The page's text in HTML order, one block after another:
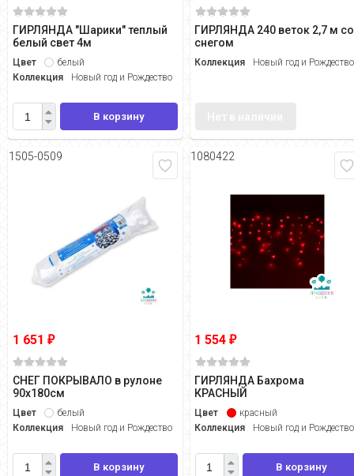
ГИРЛЯНДА "Шарики" теплый
белый свет 4м
Цвет
белый
Коллекция
Новый год и Рождество
В корзину
ГИРЛЯНДА 240 веток 2,7 м со
снегом
Коллекция Новый год и Рождество
1505-0509
1 651 ₽
СНЕГ ПОКРЫВАЛО в рулоне
90х180см
Цвет
белый
Коллекция
Новый год и Рождество
В корзину
1080422
1 554₽
ГИРЛЯНДА Бахрома
КРАСНЫЙ
Цвет
красный
Коллекция
Новый год и Рождество
В корзину